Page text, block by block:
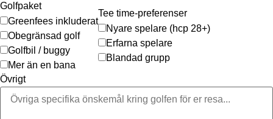
Golfpaket
Greenfees inkluderat
Obegränsad golf
Golfbil / buggy
Mer än en bana
Tee time-preferenser
Nyare spelare (hcp 28+)
Erfarna spelare
Blandad grupp
Övrigt